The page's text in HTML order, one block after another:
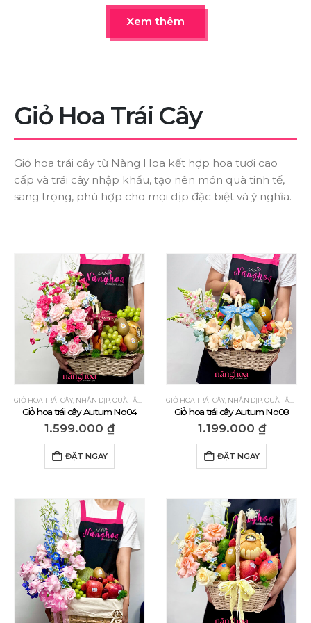
Xem thêm
Giỏ Hoa Trái Cây
Giỏ hoa trái cây từ Nàng Hoa kết hợp hoa tươi cao
cấp và trái cây nhập khẩu, tạo nên món quà tinh tế,
sang trọng, phù hợp cho mọi dịp đặc biệt và ý nghĩa.
GIỎ HOA TRÁI CÂY NHÂN DỊP QUÀ TẶNG CẢM ƠN , QUÀ TẶNG CHÚC MỪNG, QUÀ TẶNG
Giỏ hoa trái cây Autum No04
1.599.000 ₫
ĐẶT NGAY
GIỎ HOA TRÁI CÂY NHÂN DỊP QUÀ TẶNG CẢM ƠN
Giỏ hoa trái cây Autum No08
1.199.000 ₫
ĐẶT NGAY